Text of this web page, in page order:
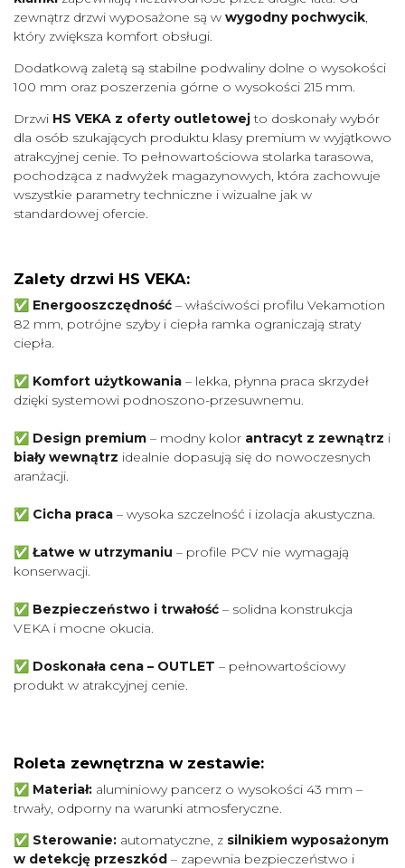
zewnątrz drzwi wyposażone są w wygodny pochwycik,
który zwiększa komfort obsługi.
Dodatkową zaletą są stabilne podwaliny dolne o wysokości
100 mm oraz poszerzenia górne o wysokości 215 mm.
Drzwi HS VEKA z oferty outletowejto doskonały wybór
dla osób szukających produktu klasy premium w wyjątkowo
atrakcyjnej cenie. To pełnowartościowa stolarka tarasowa,
pochodząca z nadwyżek magazynowych, która zachowuje
wszystkie parametry techniczne i wizualne jak w
standardowej ofercie.
Zalety drzwi HS VEKA:
✅ Energooszczędność – właściwości profilu Vekamotion
82 mm, potrójne szyby i ciepła ramka ograniczają straty
ciepła.
✅ Komfort użytkowania – lekka, płynna praca skrzydeł
dzięki systemowi podnoszono-przesuwnemu.
✅ Design premium – modny kolor antracyt z zewnątrz i
biały wewnątrz idealnie dopasują się do nowoczesnych
aranżacji.
✅ Cicha praca – wysoka szczelność i izolacja akustyczna.
✅ Łatwe w utrzymaniu – profile PCV nie wymagają
konserwacji.
✅ Bezpieczeństwo i trwałość – solidna konstrukcja
VEKA i mocne okucia.
✅ Doskonała cena – OUTLET – pełnowartościowy
produkt w atrakcyjnej cenie.
Roleta zewnętrzna w zestawie:
✅ Materiał: aluminiowy pancerz o wysokości 43 mm –
trwały, odporny na warunki atmosferyczne.
✅ Sterowanie: automatyczne, z silnikiem wyposażonym
w detekcję przeszkód – zapewnia bezpieczeństwo i